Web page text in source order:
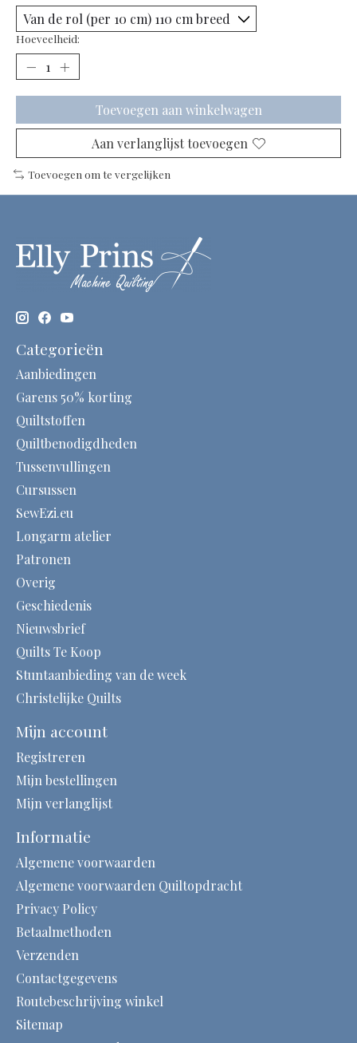
Hoeveelheid:
Toevoegen aan winkelwagen
Aan verlanglijst toevoegen
Toevoegen om te vergelijken
Categorieën
Aanbiedingen
Garens 50% korting
Quiltstoffen
Quiltbenodigdheden
Tussenvullingen
Cursussen
SewEzi.eu
Longarm atelier
Patronen
Overig
Geschiedenis
Nieuwsbrief
Quilts Te Koop
Stuntaanbieding van de week
Christelijke Quilts
Mijn account
Registreren
Mijn bestellingen
Mijn verlanglijst
Informatie
Algemene voorwaarden
Algemene voorwaarden Quiltopdracht
Privacy Policy
Betaalmethoden
Verzenden
Contactgegevens
Routebeschrijving winkel
Sitemap